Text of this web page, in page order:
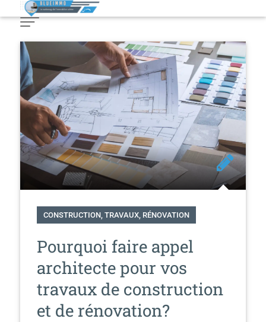
to
CONSTRUCTION, TRAVAUX, RÉNOVATION
Pourquoi faire appel
architecte pour vos
travaux de construction
et de rénovation?